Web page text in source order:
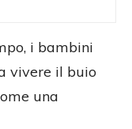
i bambini
vivere il buio
una